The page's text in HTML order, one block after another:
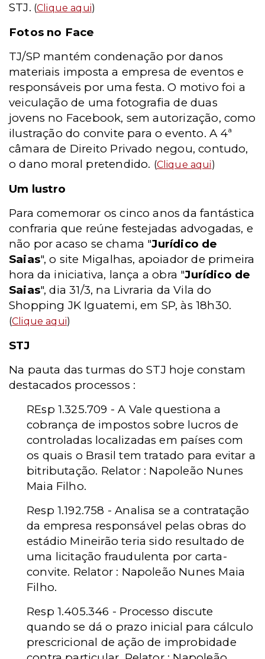
STJ. (Clique aqui)
Fotos no Face
TJ/SP mantém condenação por danos
materiais imposta a empresa de eventos e
responsáveis por uma festa. O motivo foi a
veiculação de uma fotografia de duas
jovens no Facebook, sem autorização, como
ilustração do convite para o evento. A 4ª
câmara de Direito Privado negou, contudo,
o dano moral pretendido. (Clique aqui)
Um lustro
Para comemorar os cinco anos da fantástica
confraria que reúne festejadas advogadas, e
não por acaso se chama "Jurídico de
Saias", o site Migalhas, apoiador de primeira
hora da iniciativa, lança a obra "Jurídico de
Saias", dia 31/3, na Livraria da Vila do
Shopping JK Iguatemi, em SP, às 18h30.
(Clique aqui)
STJ
Na pauta das turmas do STJ hoje constam
destacados processos :
REsp 1.325.709 - A Vale questiona a
cobrança de impostos sobre lucros de
controladas localizadas em países com
os quais o Brasil tem tratado para evitar a
bitributação. Relator : Napoleão Nunes
Maia Filho.
Resp 1.192.758 - Analisa se a contratação
da empresa responsável pelas obras do
estádio Mineirão teria sido resultado de
uma licitação fraudulenta por carta-
convite. Relator : Napoleão Nunes Maia
Filho.
Resp 1.405.346 - Processo discute
quando se dá o prazo inicial para cálculo
prescricional de ação de improbidade